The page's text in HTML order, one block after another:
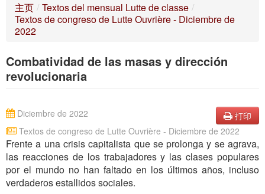
关于国际共产主义联盟（ICU）
联系方式
主页 / Textos del mensual Lutte de classe /
Textos de congreso de Lutte Ouvrière - Diciembre de
2022
Combatividad de las masas y dirección
revolucionaria
打印
Textos de congreso de Lutte Ouvrière - Diciembre de 2022
Diciembre de 2022
Frente a una crisis capitalista que se prolonga y se agrava,
las reacciones de los trabajadores y las clases populares
por el mundo no han faltado en los últimos años, incluso
verdaderos estallidos sociales.